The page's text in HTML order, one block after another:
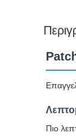
Πιο